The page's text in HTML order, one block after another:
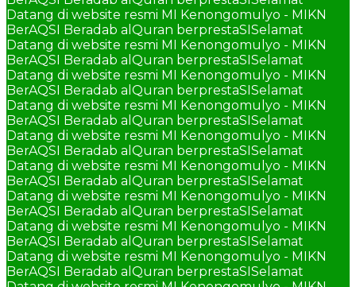
Datang di website resmi MI Kenongomulyo - MIKN
BerAQSI Beradab alQuran berprestaSISelamat
Datang di website resmi MI Kenongomulyo - MIKN
BerAQSI Beradab alQuran berprestaSISelamat
Datang di website resmi MI Kenongomulyo - MIKN
BerAQSI Beradab alQuran berprestaSISelamat
Datang di website resmi MI Kenongomulyo - MIKN
BerAQSI Beradab alQuran berprestaSISelamat
Datang di website resmi MI Kenongomulyo - MIKN
BerAQSI Beradab alQuran berprestaSISelamat
Datang di website resmi MI Kenongomulyo - MIKN
BerAQSI Beradab alQuran berprestaSISelamat
Datang di website resmi MI Kenongomulyo - MIKN
BerAQSI Beradab alQuran berprestaSISelamat
Datang di website resmi MI Kenongomulyo - MIKN
BerAQSI Beradab alQuran berprestaSISelamat
Datang di website resmi MI Kenongomulyo - MIKN
BerAQSI Beradab alQuran berprestaSISelamat